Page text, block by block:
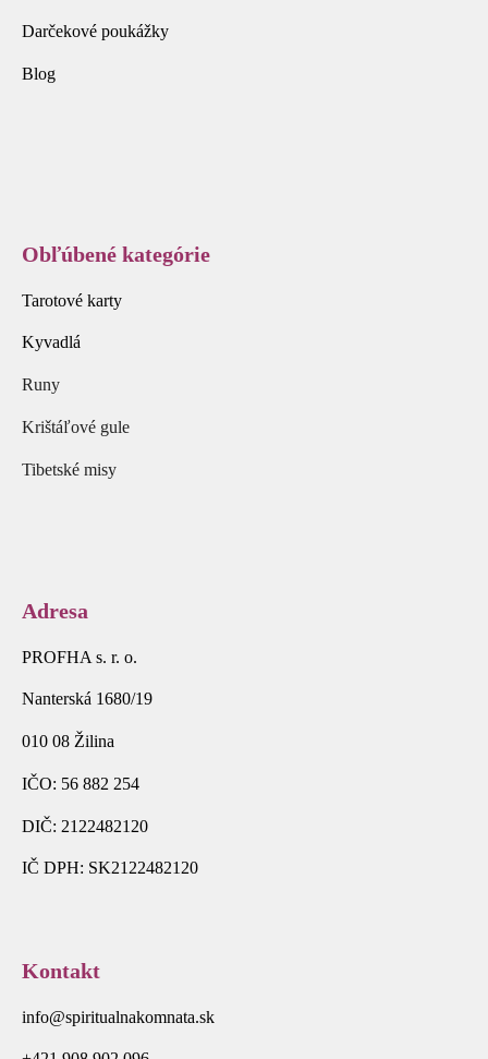
Darčekové poukážky
Blog
Obľúbené kategórie
Tarotové karty
Kyvadlá
Runy
Krištáľové gule
Tibetské misy
Adresa
PROFHA s. r. o.
Nanterská 1680/19
010 08 Žilina
IČO: 56 882 254
DIČ: 2122482120
IČ DPH: SK2122482120
Kontakt
info@spiritualnakomnata.sk